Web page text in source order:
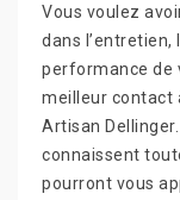
Vous voulez
dans l’entretien,
performance de
meilleur contact
Artisan
connaissent
pourront vous